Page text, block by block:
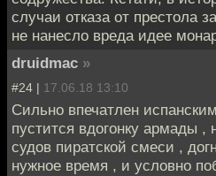
случаи отказа от престола
не нанесло вреда идее
druidmac »
#24 | 17.06.18 13:10
Сильно впечатлен
пустится вдогонку армады ,
судов пиратской смеси ,
нужное время , и условно